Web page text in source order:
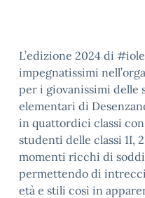
L’edizione 2024 di
impegnatissimi
per i giovanissimi delle
elementari di
in quattordici classi
studenti delle classi 1I,
momenti ricchi di
permettendo di
età e stili così in